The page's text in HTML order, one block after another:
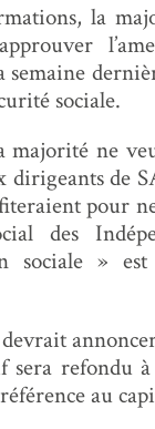
la
semaine
sociale.
majorité ne
dirigeants de
pour
des
sociale »
sera refondu
au